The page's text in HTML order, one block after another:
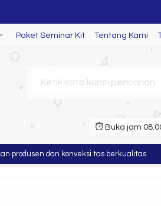
Paket Seminar Kit Tentang Kami
Buka jam
dan konveksi tas berkualitas